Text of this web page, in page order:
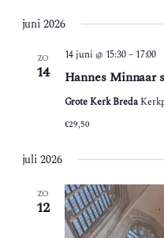
juni 2026
ZO
14 Hannes Minnaar
14 juni @ 15:30– 17:00
Grote Kerk Breda
€29,50
juli 2026
ZO
12